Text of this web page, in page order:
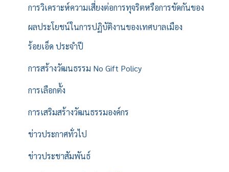
การวิเคราะห์ความเสี่ยงต่อการทุจริตหรือการขัดกันของ
ผลประโยชน์ในการปฏิบัติงานของเทศบาลเมือง
ร้อยเอ็ด ประจำปี
การสร้างวัฒนธรรม No Gift Policy
การเลือกตั้ง
การเสริมสร้างวัฒนธรรมองค์กร
ข่าวประกาศทั่วไป
ข่าวประชาสัมพันธ์